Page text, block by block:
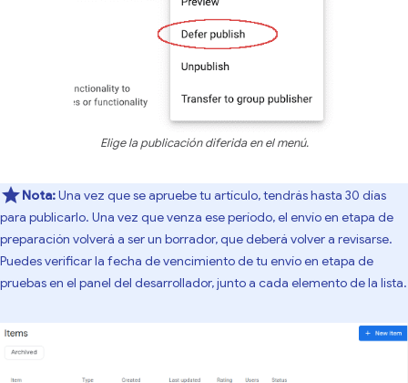
Elige la publicación diferida en el menú.
Nota:Una vez que se apruebe tu artículo, tendrás hasta 30 días
para publicarlo. Una vez que venza ese período, el envío en etapa de
preparación volverá a ser un borrador, que deberá volver a revisarse.
Puedes verificar la fecha de vencimiento de tu envío en etapa de
pruebas en el panel del desarrollador, junto a cada elemento de la lista.